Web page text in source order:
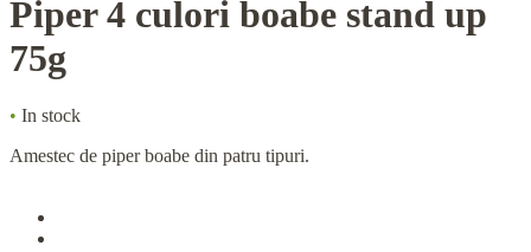
Piper4 culori boabe stand up
75g
• In stock
Amestec de piper boabe din patru tipuri.